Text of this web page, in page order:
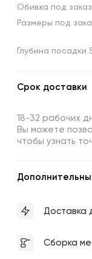
Обивка под заказ
Размеры под
Глубина
Срок доставки
18-32 рабочих
Вы можете
чтобы узнать
Доставка
Сборка